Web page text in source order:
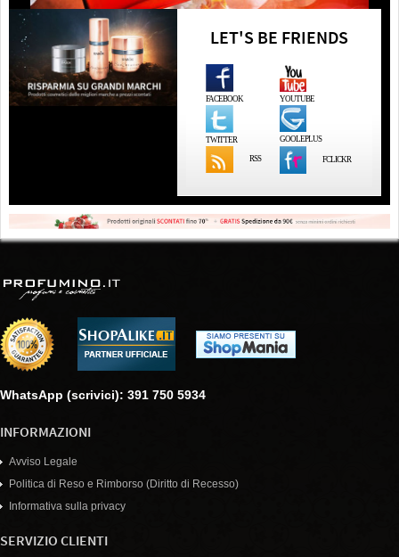
LET'S BE FRIENDS
FACEBOOK YOUTUBE
TWITTER GOOLEPLUS
RSS FCLICKR
WhatsApp (scrivici): 391 750 5934
INFORMAZIONI
Avviso Legale
Politica di Reso e Rimborso (Diritto di Recesso)
Informativa sulla privacy
SERVIZIO CLIENTI